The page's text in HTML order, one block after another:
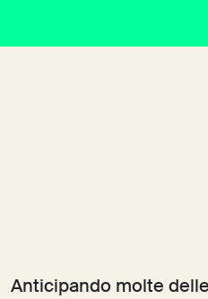
Anticipando molte